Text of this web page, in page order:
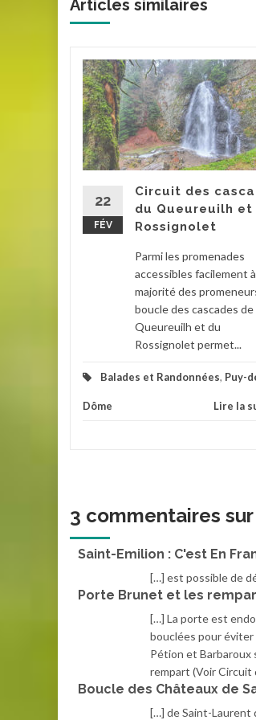
Articles similaires
22
FÉV
Circuit des
du Queureuilh et
Rossignolet
Parmi les promenades
accessibles facilement
majorité des
boucle des cascades de
Queureuilh et du
Rossignolet permet...
Balades et Randonnées, Puy-
Dôme Lire la
3 commentaires sur
Saint-Emilion : C'est En
[…] est possible de
Porte Brunet et les
[…] La porte est
bouclées pour éviter
Pétion et Barbaroux
rempart (Voir
Boucle des Châteaux de
[…] de Saint-Laurent